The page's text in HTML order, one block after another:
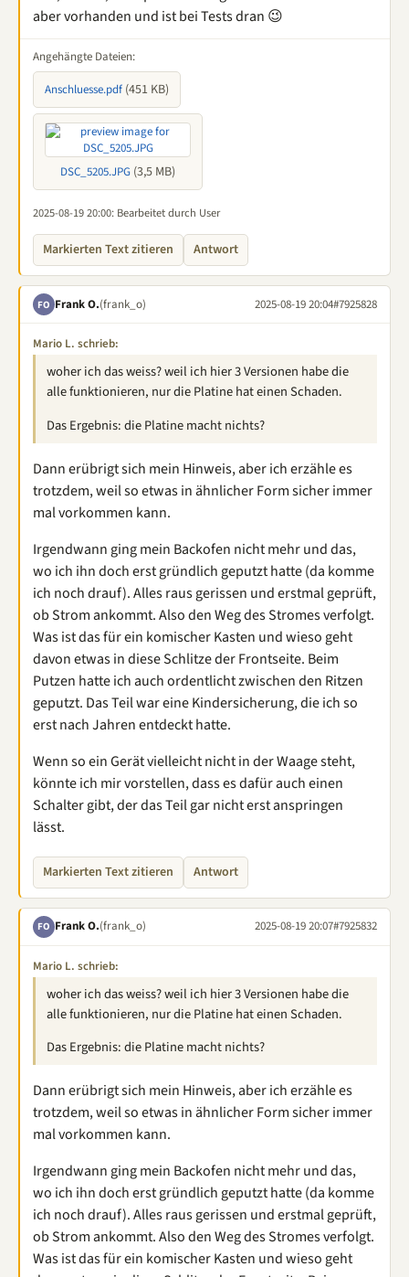
aber vorhanden und ist bei Tests dran 😉
Angehängte Dateien:
Anschluesse.pdf (451 KB)
DSC_5205.JPG (3,5 MB)
2025-08-19 20:00: Bearbeitet durch User
Markierten Text zitieren Antwort
FO Frank O.(frank_o) 2025-08-19 20:04#7925828
Mario L. schrieb:
woher ich das weiss? weil ich hier 3 Versionen habe die
alle funktionieren, nur die Platine hat einen Schaden.
Das Ergebnis: die Platine macht nichts?
Dann erübrigt sich mein Hinweis, aber ich erzähle es
trotzdem, weil so etwas in ähnlicher Form sicher immer
mal vorkommen kann.
Irgendwann ging mein Backofen nicht mehr und das,
wo ich ihn doch erst gründlich geputzt hatte (da komme
ich noch drauf). Alles raus gerissen und erstmal geprüft,
ob Strom ankommt. Also den Weg des Stromes verfolgt.
Was ist das für ein komischer Kasten und wieso geht
davon etwas in diese Schlitze der Frontseite. Beim
Putzen hatte ich auch ordentlicht zwischen den Ritzen
geputzt. Das Teil war eine Kindersicherung, die ich so
erst nach Jahren entdeckt hatte.
Wenn so ein Gerät vielleicht nicht in der Waage steht,
könnte ich mir vorstellen, dass es dafür auch einen
Schalter gibt, der das Teil gar nicht erst anspringen
lässt.
Markierten Text zitieren Antwort
FO Frank O.(frank_o) 2025-08-19 20:07#7925832
Mario L. schrieb:
woher ich das weiss? weil ich hier 3 Versionen habe die
alle funktionieren, nur die Platine hat einen Schaden.
Das Ergebnis: die Platine macht nichts?
Dann erübrigt sich mein Hinweis, aber ich erzähle es
trotzdem, weil so etwas in ähnlicher Form sicher immer
mal vorkommen kann.
Irgendwann ging mein Backofen nicht mehr und das,
wo ich ihn doch erst gründlich geputzt hatte (da komme
ich noch drauf). Alles raus gerissen und erstmal geprüft,
ob Strom ankommt. Also den Weg des Stromes verfolgt.
Was ist das für ein komischer Kasten und wieso geht